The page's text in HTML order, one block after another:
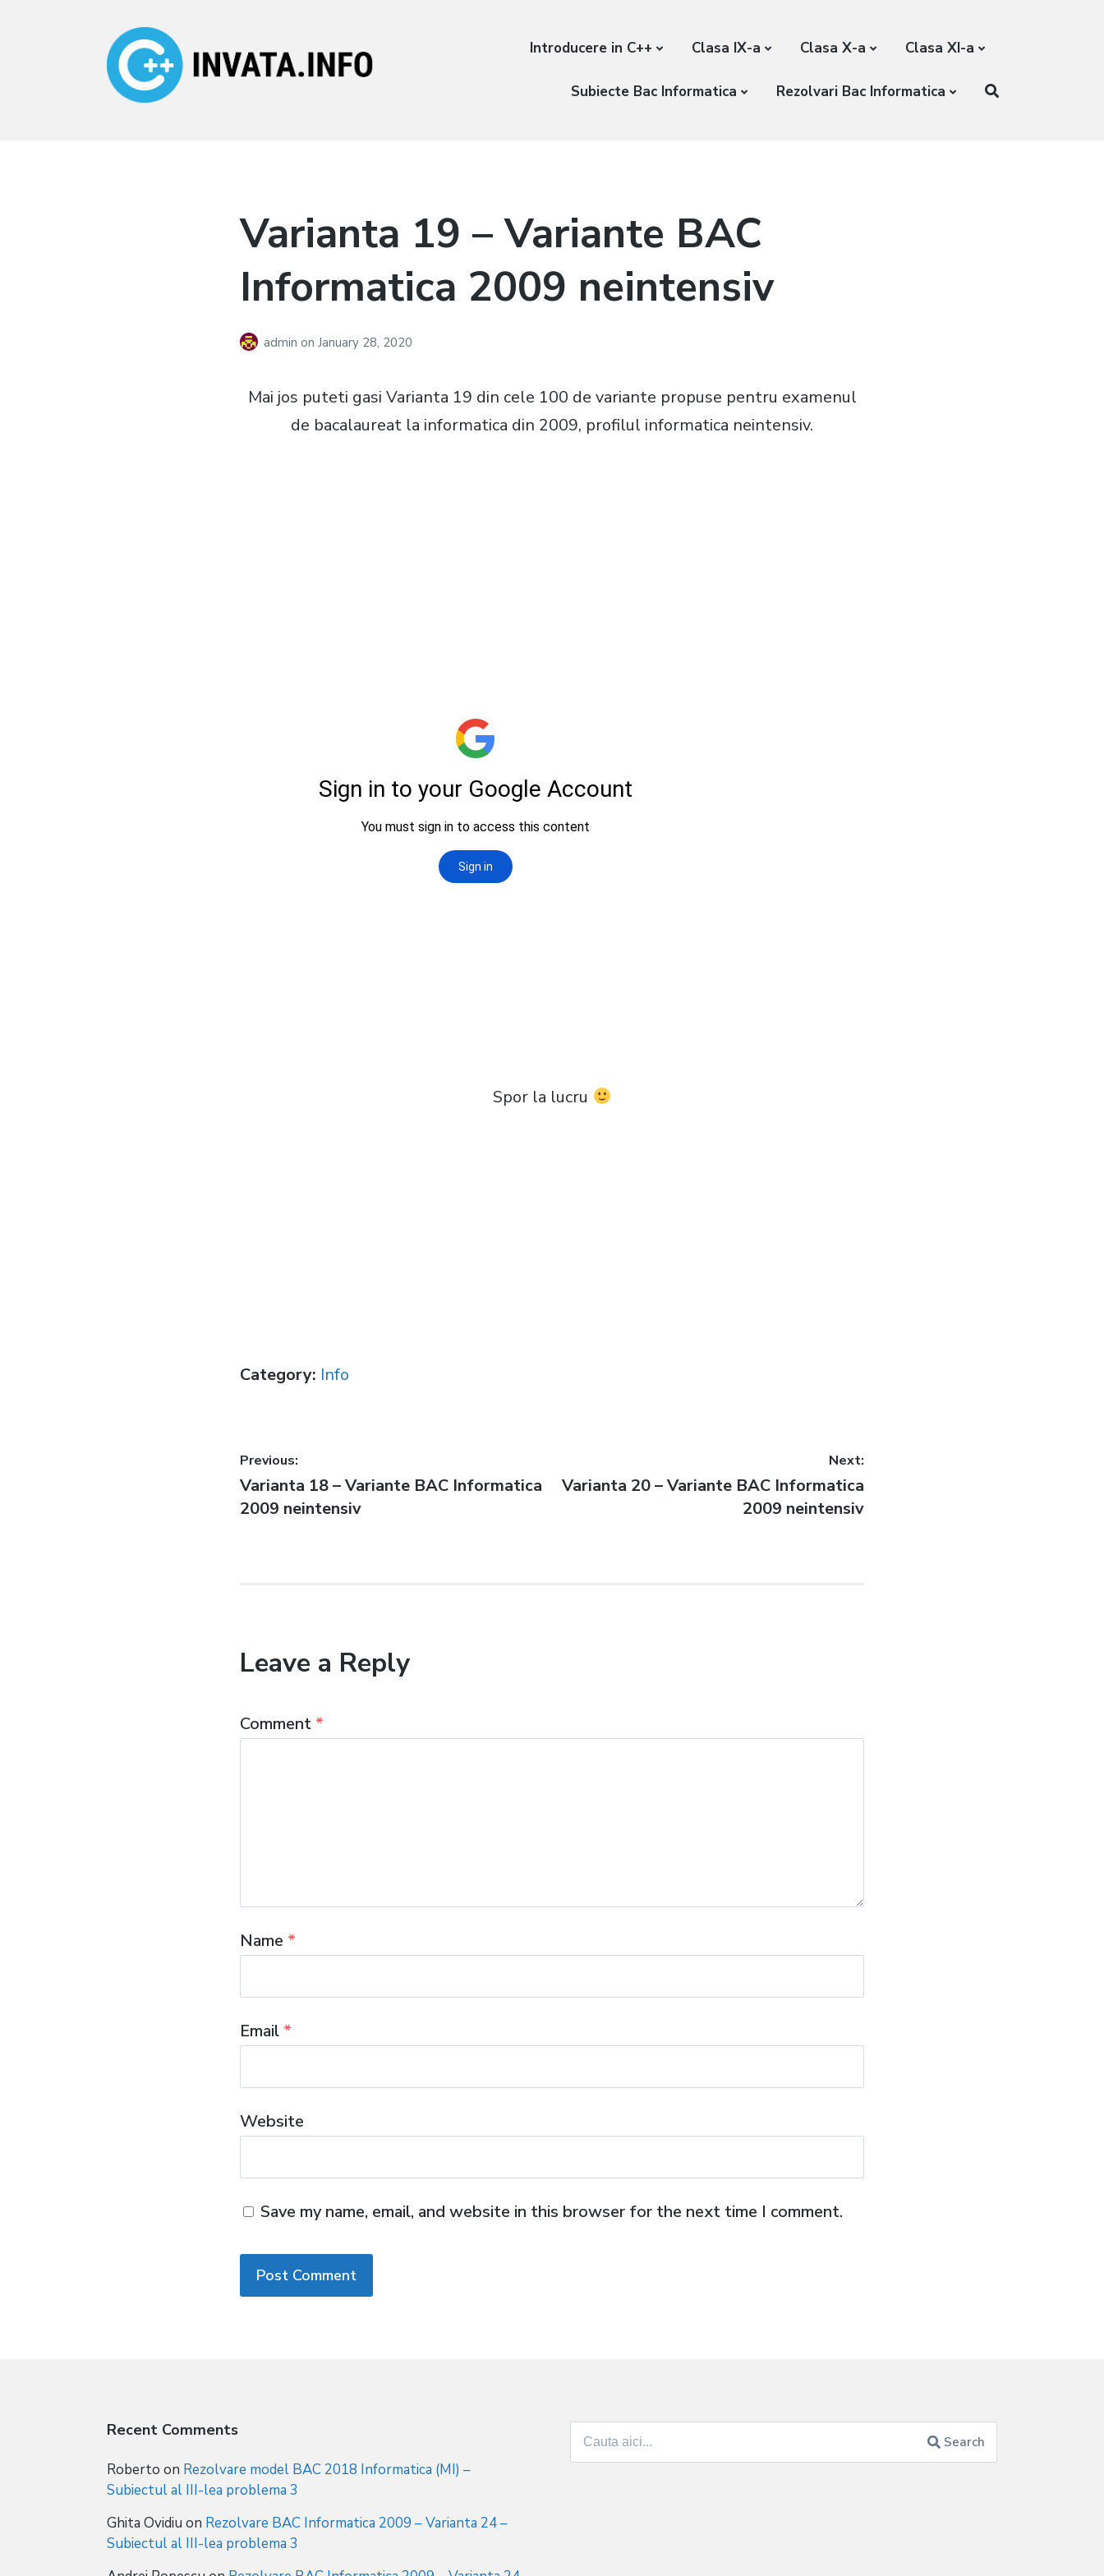
Introducere in C++ Clasa IX-a Clasa X-a Clasa XI-a
Subiecte Bac Informatica Rezolvari Bac Informatica
Varianta 19 – Variante BAC
Informatica 2009 neintensiv
adminon January 28, 2020
Mai jos puteti gasi Varianta 19 din cele 100 de variante propuse pentru examenul
de bacalaureat la informatica din 2009, profilul informatica neintensiv.
Spor la lucru
Category: Info
Post
navigation
Previous:
Previous
post:
Varianta 18 – Variante BAC Informatica
2009 neintensiv
Next:
Next
Varianta 20 – Variante BAC Informatica
2009 neintensiv
Leave a Reply
Comment *
Name *
Email *
Website
Save my name, email, and website in this browser for the next time I comment.
Recent Comments
Roberto on Rezolvare model BAC 2018 Informatica (MI) –
Subiectul al III-lea problema 3
Ghita Ovidiu on Rezolvare BAC Informatica 2009 – Varianta 24 –
Subiectul al III-lea problema 3
Search
for:
Search